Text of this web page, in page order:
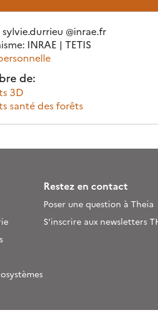
sylvie.durrieu @inrae.fr
INRAE | TETIS
de:
3D
santé des forêts
Restez en contact
Poser une question à Theia
S’inscrire aux newsletters